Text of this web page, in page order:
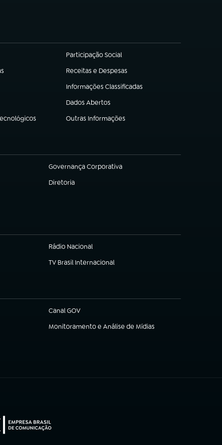
Participação Social
(abre em nova aba)
Receitas e Despesas
(abre em nova aba)
Informações Classificadas
(abre em nova aba)
Dados Abertos
(abre em nova aba)
Outras Informações
(abre em nova aba)
Governança Corporativa
(abre em nova aba)
Diretoria
(abre em nova aba)
Rádio Nacional
TV Brasil Internacional
(abre em nova aba)
Canal GOV
(abre em nova aba)
Monitoramento e Análise de Mídias
(abre em nova aba)